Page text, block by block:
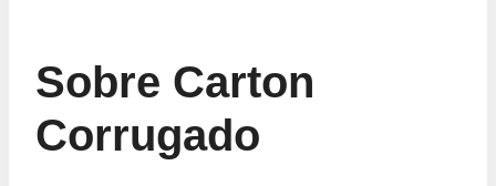
Sobre Carton
Corrugado